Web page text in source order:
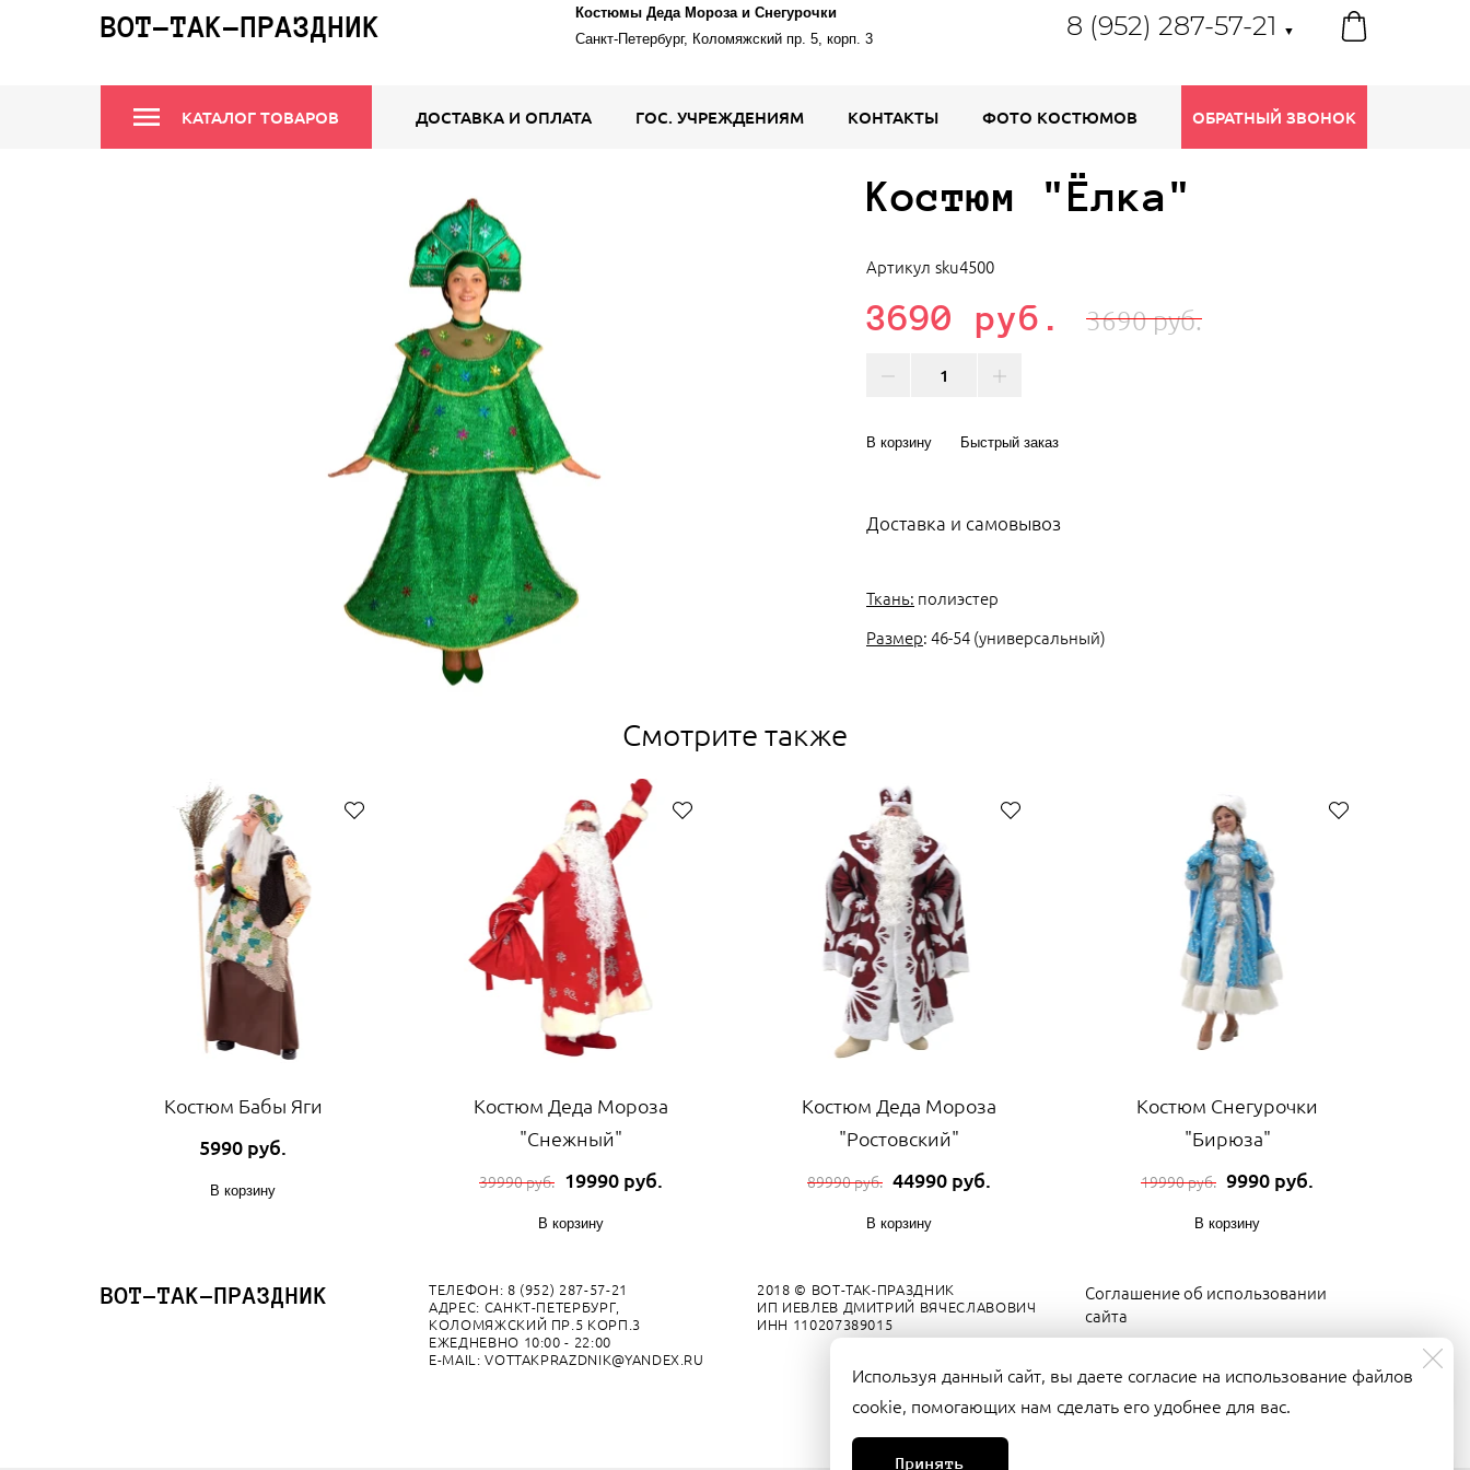
ВОТ-ТАК-ПРАЗДНИК
Костюмы Деда Мороза и Снегурочки
Санкт-Петербург, Коломяжский пр. 5, корп. 3
8 (952) 287-57-21 ▼
КАТАЛОГ ТОВАРОВ ДОСТАВКА И ОПЛАТА ГОС. УЧРЕЖДЕНИЯМ КОНТАКТЫ ФОТО КОСТЮМОВ ОБРАТНЫЙ ЗВОНОК
Используя данный сайт, вы даете согласие на использование файлов
cookie, помогающих нам сделать его удобнее для вас.
Принять
Костюм "Ёлка"
Артикул sku4500
3690 руб. 3690 руб.
В корзину Быстрый заказ
Доставка и самовывоз
Ткань: полиэстер
Размер: 46-54 (универсальный)
Смотрите также
Костюм Бабы Яги
5990 руб.
В корзину
Костюм Деда Мороза
"Снежный"
39990 руб. 19990 руб.
В корзину
Костюм Деда Мороза
"Ростовский"
89990 руб. 44990 руб.
В корзину
Костюм Снегурочки
"Бирюза"
19990 руб. 9990 руб.
В корзину
ВОТ-ТАК-ПРАЗДНИК
ТЕЛЕФОН: 8 (952) 287-57-21
АДРЕС: САНКТ-ПЕТЕРБУРГ,
КОЛОМЯЖСКИЙ ПР.5 КОРП.3
ЕЖЕДНЕВНО 10:00 - 22:00
E-MAIL: VOTTAKPRAZDNIK@YANDEX.RU
2018 © ВОТ-ТАК-ПРАЗДНИК
ИП ИЕВЛЕВ ДМИТРИЙ ВЯЧЕСЛАВОВИЧ
ИНН 110207389015
Соглашение об использовании
сайта
персональных данных
Регламент о защите персональных